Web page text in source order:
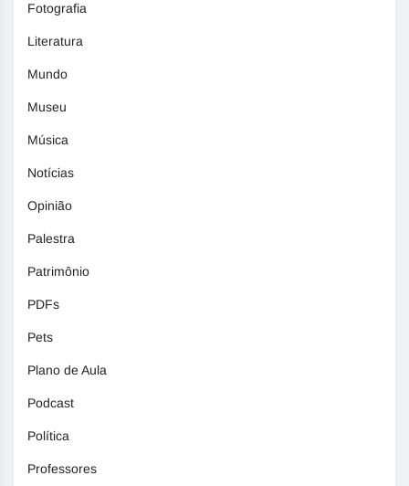
Fotografia
Literatura
Mundo
Museu
Música
Notícias
Opinião
Palestra
Patrimônio
PDFs
Pets
Plano de Aula
Podcast
Política
Professores